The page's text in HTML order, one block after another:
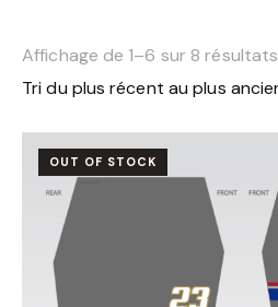
Affichage de 1–6 sur 8 résultats
OUT OF STOCK